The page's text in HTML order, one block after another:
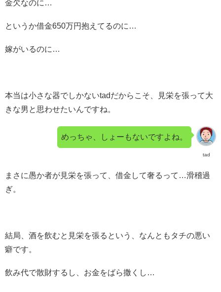
金欠なのに…
というか借金650万円抱えてるのに…
嫁がいるのに…
本当は小さな器でしかないtadだからこそ、見栄を張って大
きな男と思わせたいんですね。
tad
めっちゃ、しょーもないですよね。
まさに愚か者が見栄を張って、借金して奢るって…滑稽過
ぎ。
結局、酒を飲むと見栄を張るという、なんともタチの悪い
癖です。
飲み代で散財するし、お金をばら撒くし…